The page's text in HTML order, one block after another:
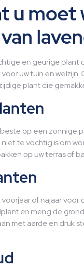
u
en geurige plant
uw tuin en
plant die
op een zonnige
te vochtig is om
op uw terras of
of najaar
en meng de
met aarde en druk